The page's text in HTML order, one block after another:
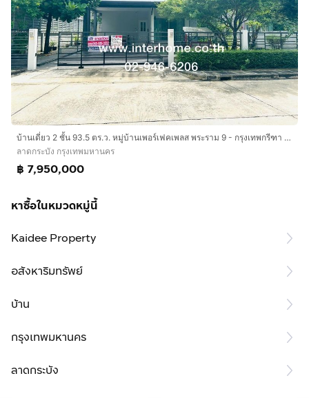
บ้านเดี่ยว 2 ชั้น 93.5 ตร.ว. หมู่บ้านเพอร์เฟคเพลส พระราม 9 - กรุงเทพกรีฑา ถนนกรุงเทพกรีฑาตัดใหม่ ถนนศรีนครินทร์ เขตลาดกระบัง กรุงเทพมหานคร
ลาดกระบัง กรุงเทพมหานคร
฿ 7,950,000
หาซื้อในหมวดหมู่นี้
Kaidee Property
อสังหาริมทรัพย์
บ้าน
กรุงเทพมหานคร
ลาดกระบัง